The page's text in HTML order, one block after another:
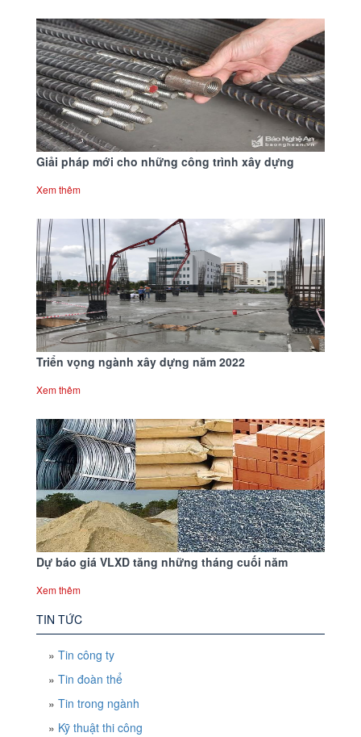
Giải pháp mới cho những công trình xây dựng
Xem thêm
Triển vọng ngành xây dựng năm 2022
Xem thêm
Dự báo giá VLXD tăng những tháng cuối năm
Xem thêm
TIN TỨC
» Tin công ty
» Tin đoàn thể
» Tin trong ngành
» Kỹ thuật thi công